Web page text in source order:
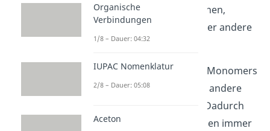
Reaktionen eingehen können,
werden Hitze, Radikale oder andere
Katalysatoren benötigt.
Die Doppelbindung eines Monomers
löst sich auf, sodass es an andere
Monomere binden kann. Dadurch
wird die Kette an Bausteinen immer
Organische
Verbindungen
1/8 – Dauer: 04:32
IUPAC Nomenklatur
2/8 – Dauer: 05:08
Aceton